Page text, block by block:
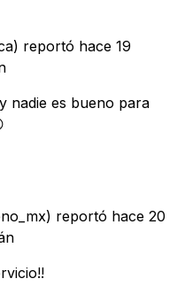
reportó hace 19
nadie es bueno para
reportó hace 20